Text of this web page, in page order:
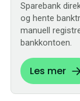
Sparebank
og hente
manuell
bankkontoen.
Les mer